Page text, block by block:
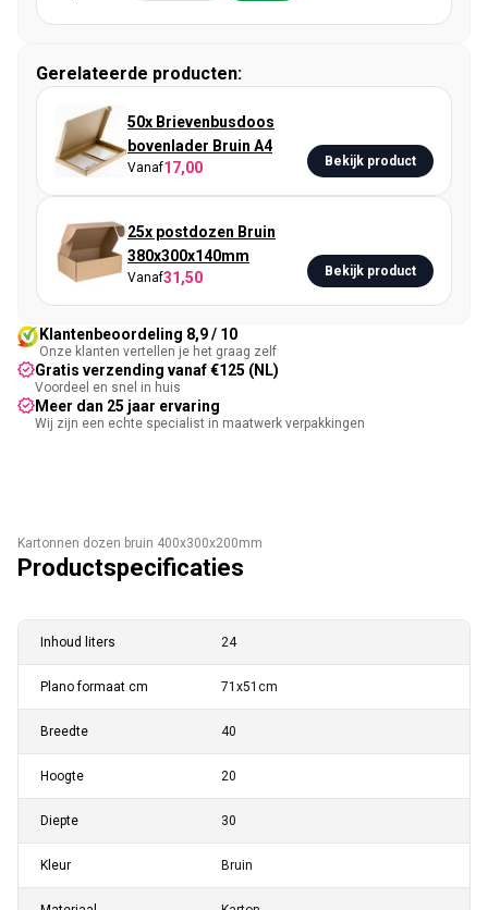
Gerelateerde producten:
50x Brievenbusdoos
bovenlader Bruin A4
Vanaf17,00 Bekijk product
25x postdozen Bruin
380x300x140mm
Vanaf31,50 Bekijk product
Klantenbeoordeling 8,9 / 10
Onze klanten vertellen je het graag zelf
Gratis verzending vanaf €125 (NL)
Voordeel en snel in huis
Meer dan 25 jaar ervaring
Wij zijn een echte specialist in maatwerk verpakkingen
Kartonnen dozen bruin 400x300x200mm
Productspecificaties
Inhoud liters 24
Plano formaat cm 71x51cm
Breedte 40
Hoogte 20
Diepte 30
Kleur Bruin